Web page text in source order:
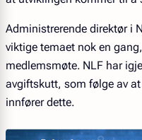
Administrerende direktør i
viktige temaet nok en
medlemsmøte. NLF har
avgiftskutt, som følge av
innfører dette.